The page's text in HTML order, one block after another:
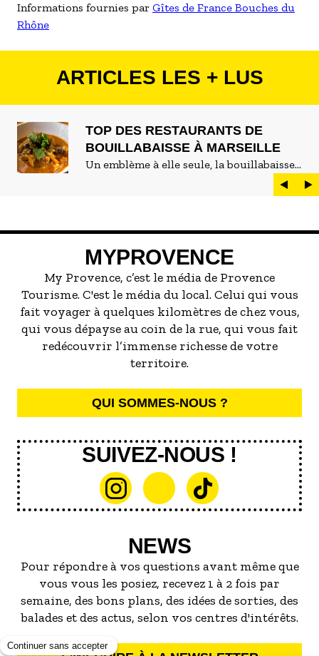
Informations fournies par Gîtes de France Bouches du
Rhône
ARTICLES LES + LUS
TOP DES RESTAURANTS DE
BOUILLABAISSE À MARSEILLE
Un emblème à elle seule, la bouillabaisse
est LE plat marseillais par excellence. On
peut d'ailleurs vite être submergé·e par la
servir la meilleure...
MYPROVENCE
My Provence, c’est le média de Provence
Tourisme. C'est le média du local. Celui qui vous
fait voyager à quelques kilomètres de chez vous,
qui vous dépayse au coin de la rue, qui vous fait
redécouvrir l’immense richesse de votre
territoire.
QUI SOMMES-NOUS ?
SUIVEZ-NOUS !
NEWS
Pour répondre à vos questions avant même que
vous vous les posiez, recevez 1 à 2 fois par
semaine, des bons plans, des idées de sorties, des
balades et des actus, selon vos centres d'intérêts.